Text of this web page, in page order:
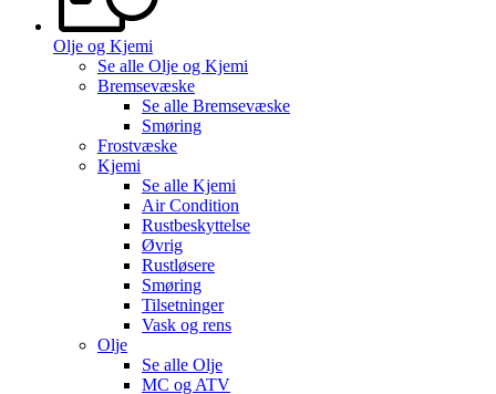
Olje og Kjemi
Se alle Olje og Kjemi
Bremsevæske
Se alle Bremsevæske
Smøring
Frostvæske
Kjemi
Se alle Kjemi
Air Condition
Rustbeskyttelse
Øvrig
Rustløsere
Smøring
Tilsetninger
Vask og rens
Olje
Se alle Olje
MC og ATV